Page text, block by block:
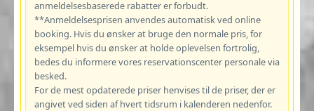
anmeldelsesbaserede rabatter er forbudt.
**Anmeldelsesprisen anvendes automatisk ved online
booking. Hvis du ønsker at bruge den normale pris, for
eksempel hvis du ønsker at holde oplevelsen fortrolig,
bedes du informere vores reservationscenter personale via
besked.
For de mest opdaterede priser henvises til de priser, der er
angivet ved siden af hvert tidsrum i kalenderen nedenfor.